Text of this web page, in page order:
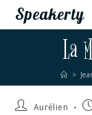
Speakerty
La
>
Aurélien